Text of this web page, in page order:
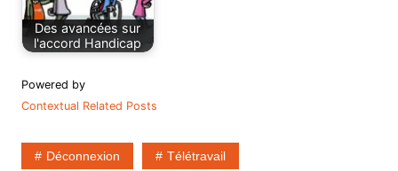
Des avancées sur
l'accord Handicap
Powered by
Contextual Related Posts
Déconnexion Télétravail